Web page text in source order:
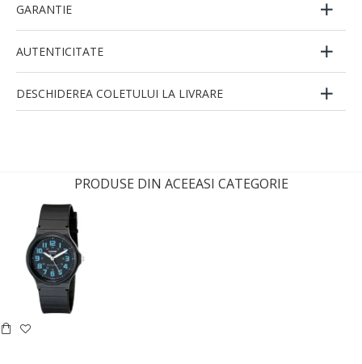
GARANTIE
AUTENTICITATE
DESCHIDEREA COLETULUI LA LIVRARE
PRODUSE DIN ACEEASI CATEGORIE